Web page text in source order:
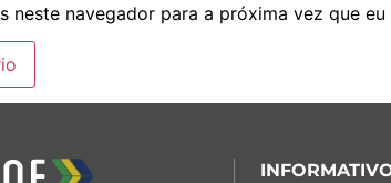
neste navegador para a próxima vez que eu